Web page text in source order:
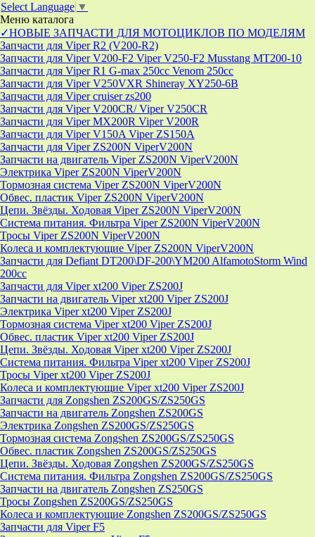
Select Language ▼
Меню каталога
✓НОВЫЕ ЗАПЧАСТИ ДЛЯ МОТОЦИКЛОВ ПО МОДЕЛЯМ
Запчасти для Viper R2 (V200-R2)
Запчасти для Viper V200-F2 Viper V250-F2 Musstang MT200-10
Запчасти для Viper R1 G-max 250cc Venom 250cc
Запчасти для Viper V250VXR Shineray XY250-6B
Запчасти для Viper cruiser zs200
Запчасти для Viper V200CR/ Viper V250CR
Запчасти для Viper MX200R Viper V200R
Запчасти для Viper V150A Viper ZS150A
Запчасти для Viper ZS200N ViperV200N
Запчасти на двигатель Viper ZS200N ViperV200N
Электрика Viper ZS200N ViperV200N
Тормозная система Viper ZS200N ViperV200N
Обвес. пластик Viper ZS200N ViperV200N
Цепи. Звёзды. Ходовая Viper ZS200N ViperV200N
Система питания. Фильтра Viper ZS200N ViperV200N
Тросы Viper ZS200N ViperV200N
Колеса и комплектующие Viper ZS200N ViperV200N
Запчасти для Defiant DT200\DF-200\YM200 AlfamotoStorm Wind
200cc
Запчасти для Viper xt200 Viper ZS200J
Запчасти на двигатель Viper xt200 Viper ZS200J
Электрика Viper xt200 Viper ZS200J
Тормозная система Viper xt200 Viper ZS200J
Обвес. пластик Viper xt200 Viper ZS200J
Цепи. Звёзды. Ходовая Viper xt200 Viper ZS200J
Система питания. Фильтра Viper xt200 Viper ZS200J
Тросы Viper xt200 Viper ZS200J
Колеса и комплектующие Viper xt200 Viper ZS200J
Запчасти для Zongshen ZS200GS/ZS250GS
Запчасти на двигатель Zongshen ZS200GS
Электрика Zongshen ZS200GS/ZS250GS
Тормозная система Zongshen ZS200GS/ZS250GS
Обвес. пластик Zongshen ZS200GS/ZS250GS
Цепи. Звёзды. Ходовая Zongshen ZS200GS/ZS250GS
Система питания. Фильтра Zongshen ZS200GS/ZS250GS
Запчасти на двигатель Zongshen ZS250GS
Тросы Zongshen ZS200GS/ZS250GS
Колеса и комплектующие Zongshen ZS200GS/ZS250GS
Запчасти для Viper F5